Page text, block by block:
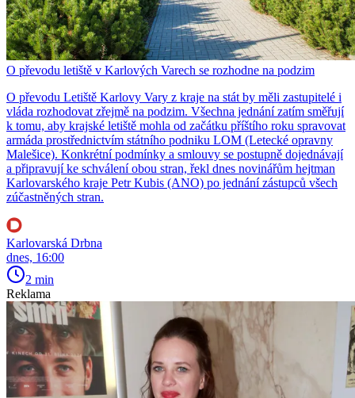
O převodu letiště v Karlových Varech se rozhodne na podzim
O převodu Letiště Karlovy Vary z kraje na stát by měli zastupitelé i
vláda rozhodovat zřejmě na podzim. Všechna jednání zatím směřují
k tomu, aby krajské letiště mohla od začátku příštího roku spravovat
armáda prostřednictvím státního podniku LOM (Letecké opravny
Malešice). Konkrétní podmínky a smlouvy se postupně dojednávají
a připravují ke schválení obou stran, řekl dnes novinářům hejtman
Karlovarského kraje Petr Kubis (ANO) po jednání zástupců všech
zúčastněných stran.
Karlovarská Drbna
dnes, 16:00
2 min
Reklama